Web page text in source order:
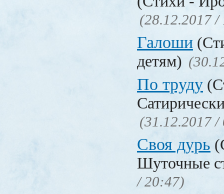
(28.12.2017 /
Галоши
детям)
По труду
(31.12.2017 /
Своя дурь
Шуточные
/ 20:47)